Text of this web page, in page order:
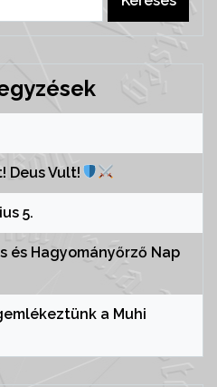
Deus Vult!
5.
és Hagyományőrző Nap
a Muhi